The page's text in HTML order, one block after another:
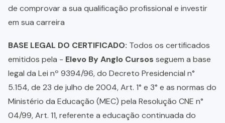
de comprovar a sua qualificação profissional e investir
em sua carreira
BASE LEGAL DO CERTIFICADO: Todos os certificados
emitidos pela - Elevo By Anglo Cursos seguem a base
legal da Lei nº 9394/96, do Decreto Presidencial n°
5.154, de 23 de julho de 2004, Art. 1° e 3° e as normas do
Ministério da Educação (MEC) pela Resolução CNE n°
04/99, Art. 11, referente a educação continuada do